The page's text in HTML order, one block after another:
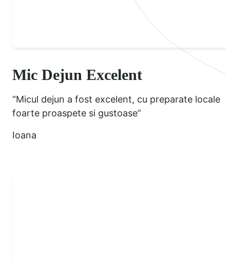
Mic Dejun Excelent
“Micul dejun a fost excelent, cu preparate locale
foarte proaspete si gustoase”
Ioana